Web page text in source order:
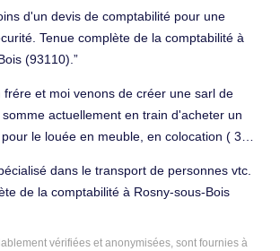
d'un devis de comptabilité pour une
Tenue complète de la comptabilité à
(93110).
frére et moi venons de créer une sarl de
actuellement en train d'acheter un
le louée en meuble, en colocation ( 3
et les déclarations. Bonne journée.
de la comptabilité à Rosny-sous-Bois
dans le transport de personnes vtc.
de la comptabilité à Rosny-sous-Bois
vérifiées et anonymisées, sont fournies à